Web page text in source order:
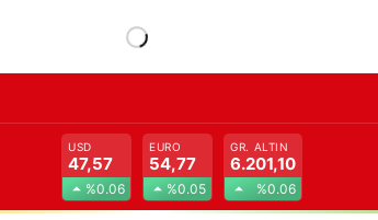
USD
47,57
%0.06
EURO
54,77
%0.05
GR. ALTIN
6.201,10
%0.06